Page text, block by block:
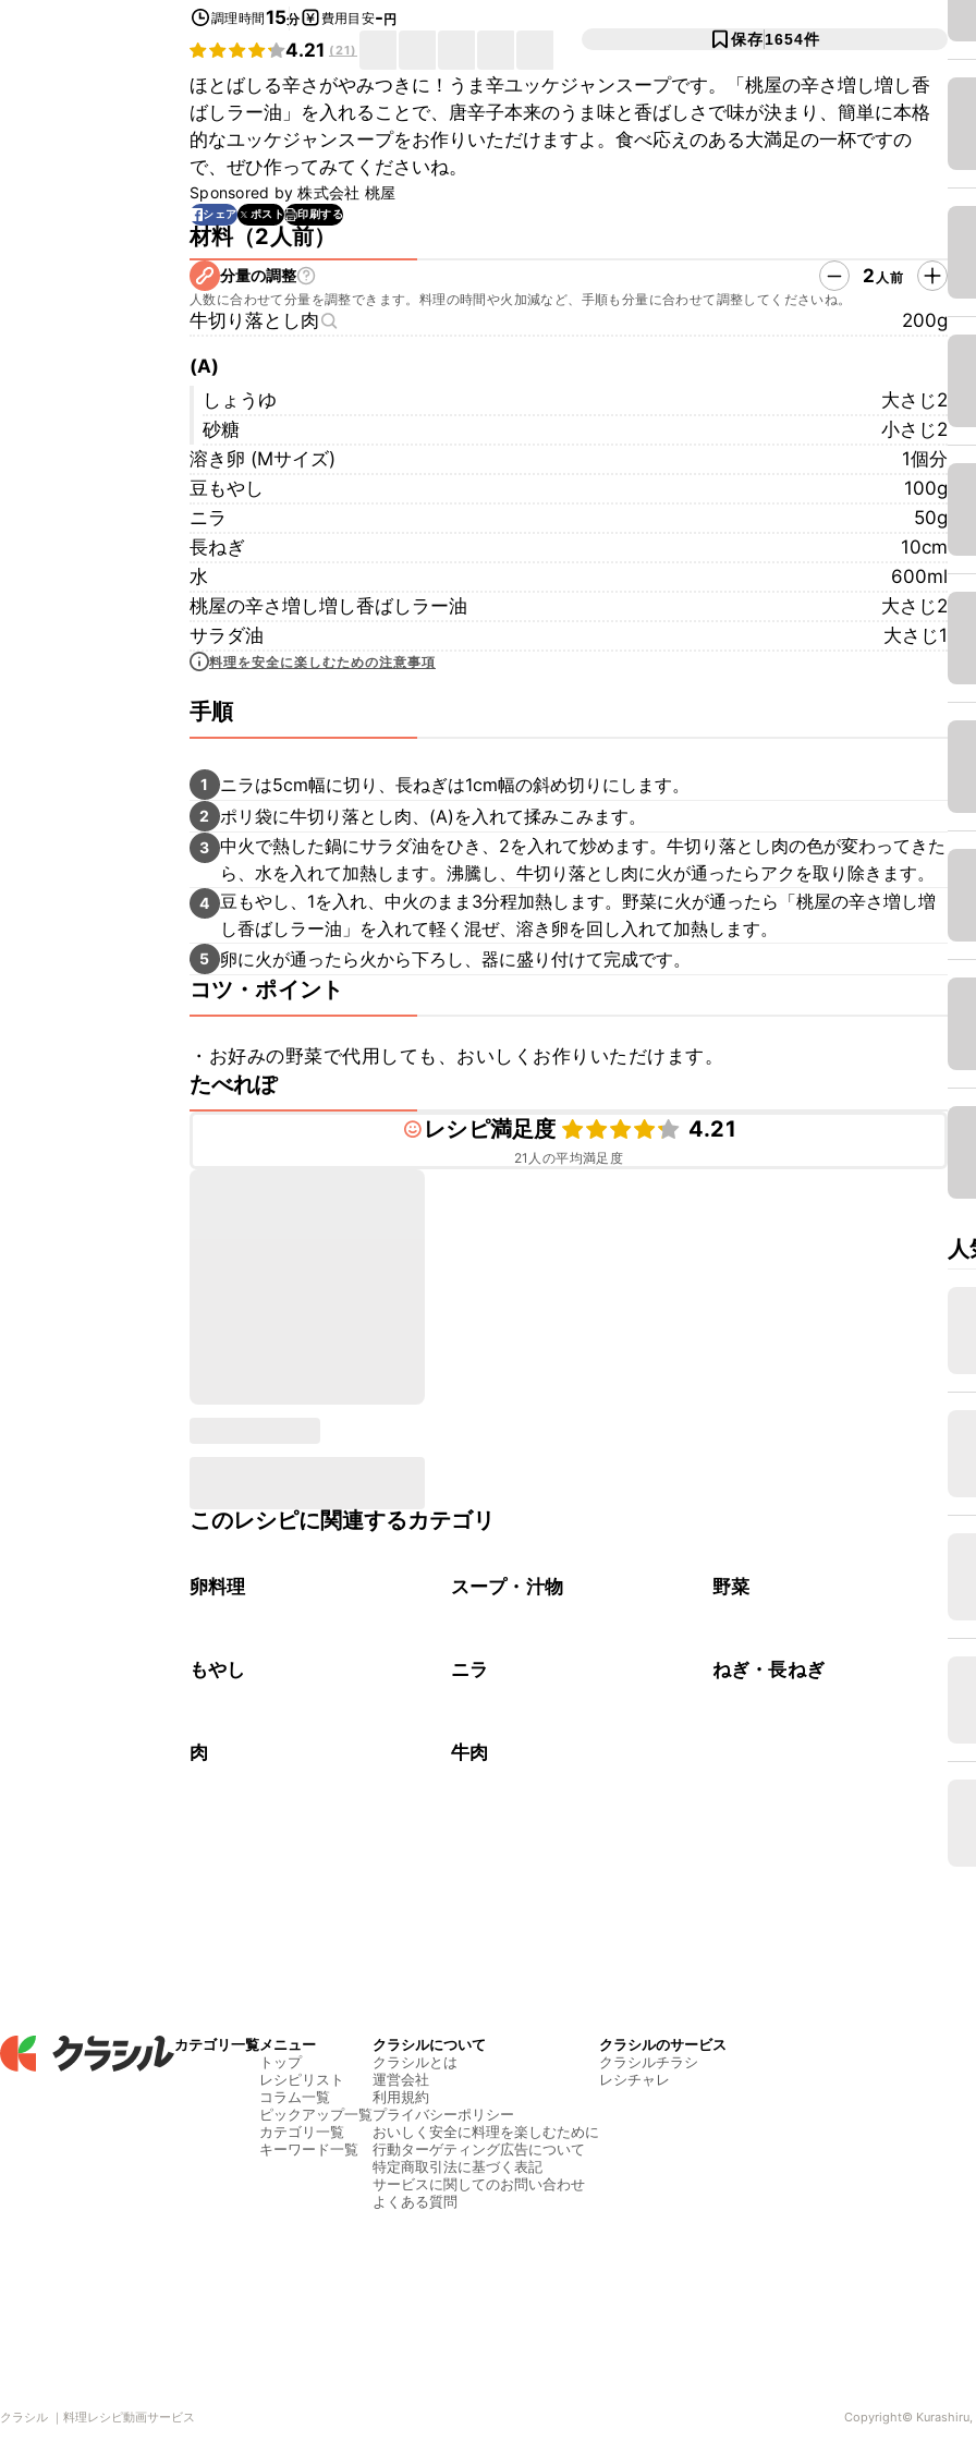
調理時間15分 費用目安-円
4.21 (21)
保存1654件
ほとばしる辛さがやみつきに！うま辛ユッケジャンスープです。「桃屋の辛さ増し増し香
ばしラー油」を入れることで、唐辛子本来のうま味と香ばしさで味が決まり、簡単に本格
的なユッケジャンスープをお作りいただけますよ。食べ応えのある大満足の一杯ですの
で、ぜひ作ってみてくださいね。
Sponsored by株式会社 桃屋
シェア ポスト 印刷する
材料（2人前）
分量の調整 2 人前
人数に合わせて分量を調整できます。料理の時間や火加減など、手順も分量に合わせて調整してくださいね。
牛切り落とし肉 200g
(A)
しょうゆ
大さじ2
砂糖
小さじ2
溶き卵 (Mサイズ)
1個分
豆もやし
100g
ニラ
50g
長ねぎ
10cm
水
600ml
桃屋の辛さ増し増し香ばしラー油
大さじ2
サラダ油
大さじ1
料理を安全に楽しむための注意事項
手順
1 ニラは5cm幅に切り、長ねぎは1cm幅の斜め切りにします。
2 ポリ袋に牛切り落とし肉、(A)を入れて揉みこみます。
3 中火で熱した鍋にサラダ油をひき、2を入れて炒めます。牛切り落とし肉の色が変わってきた
ら、水を入れて加熱します。沸騰し、牛切り落とし肉に火が通ったらアクを取り除きます。
4 豆もやし、1を入れ、中火のまま3分程加熱します。野菜に火が通ったら「桃屋の辛さ増し増
し香ばしラー油」を入れて軽く混ぜ、溶き卵を回し入れて加熱します。
5 卵に火が通ったら火から下ろし、器に盛り付けて完成です。
コツ・ポイント
・お好みの野菜で代用しても、おいしくお作りいただけます。
たべれぽ
レシピ満足度
4.21
21 人の平均満足度
このレシピに関連するカテゴリ
卵料理 スープ・汁物 野菜
もやし ニラ ねぎ・長ねぎ
肉 牛肉
カテゴリ一覧メニュー
トップ
レシピリスト
コラム一覧
ピックアップ一覧
カテゴリ一覧
キーワード一覧
クラシルについて
クラシルとは
運営会社
利用規約
プライバシーポリシー
おいしく安全に料理を楽しむために
行動ターゲティング広告について
特定商取引法に基づく表記
サービスに関してのお問い合わせ
よくある質問
クラシルのサービス
クラシルチラシ
レシチャレ
クラシル ｜料理レシピ動画サービス Copyright© Kurashiru,